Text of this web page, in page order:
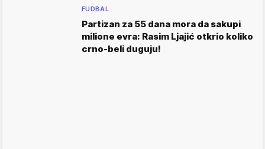
FUDBAL
Partizan za 55 dana mora da sakupi
milione evra: Rasim Ljajić otkrio koliko
crno-beli duguju!